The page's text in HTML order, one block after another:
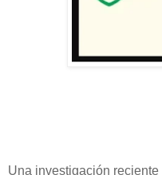
Una investigación